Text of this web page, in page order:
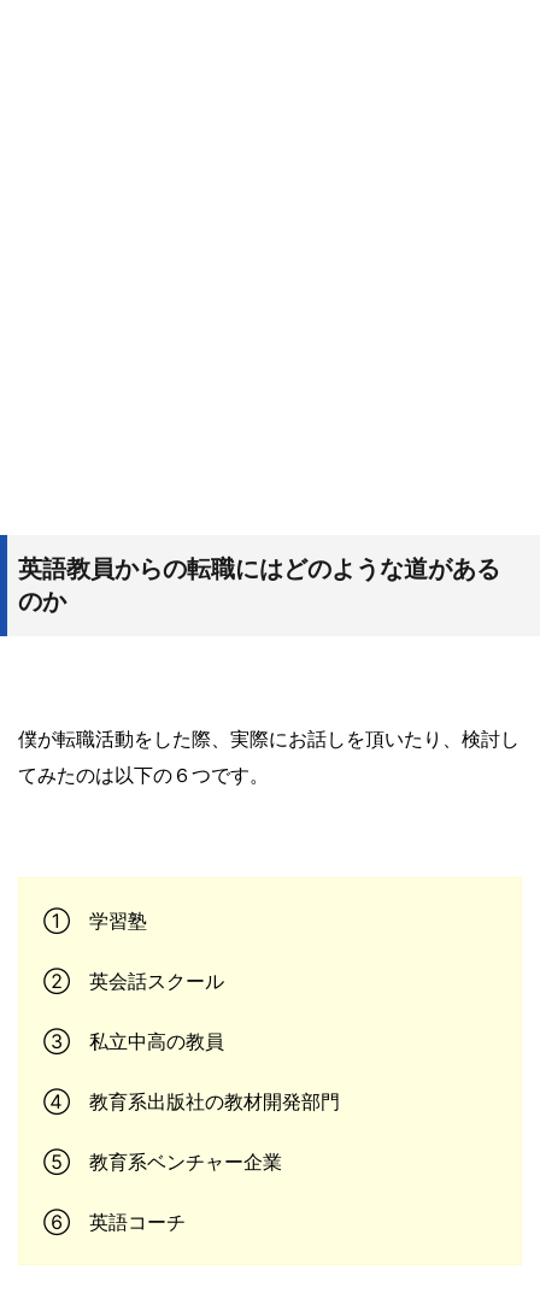
英語教員からの転職にはどのような道がある
のか
僕が転職活動をした際、実際にお話しを頂いたり、検討し
てみたのは以下の６つです。
① 学習塾
② 英会話スクール
③ 私立中高の教員
④ 教育系出版社の教材開発部門
⑤ 教育系ベンチャー企業
⑥ 英語コーチ